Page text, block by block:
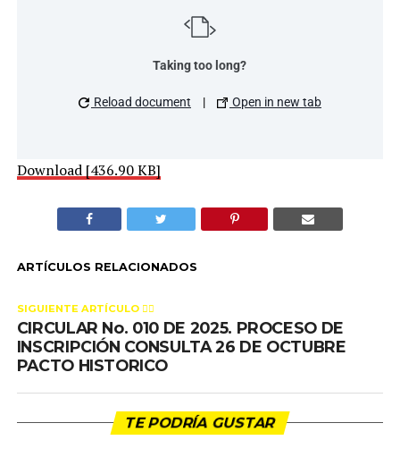
Taking too long?
Reload document | Open in new tab
Download [436.90 KB]
ARTÍCULOS RELACIONADOS
SIGUIENTE ARTÍCULO 👈🏻
CIRCULAR No. 010 DE 2025. PROCESO DE
INSCRIPCIÓN CONSULTA 26 DE OCTUBRE
PACTO HISTORICO
TE PODRÍA GUSTAR